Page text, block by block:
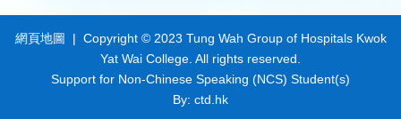
網頁地圖 | Copyright © 2023 Tung Wah Group of Hospitals Kwok
Yat Wai College. All rights reserved.
Support for Non-Chinese Speaking (NCS) Student(s)
By: ctd.hk